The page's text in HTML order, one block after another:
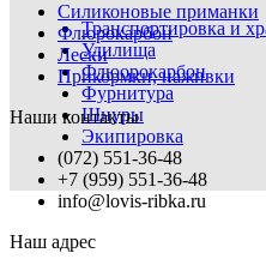
Транспортировка и
Удилища
Флюорокарбон
Фурнитура
Шнуры
Экипировка
Силиконовые приманки
Флюрокарбон
Лески
Прикормки, наживки
Наши контакты
(072) 551-36-48
+7 (959) 551-36-48
info@lovis-ribka.ru
Наш адрес